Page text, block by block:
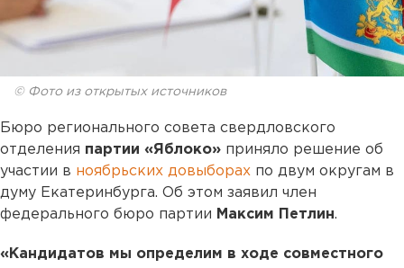
© Фото из открытых источников
Бюро регионального совета свердловского
отделения партии «Яблоко» приняло решение об
участии в ноябрьских довыборах по двум округам в
думу Екатеринбурга. Об этом заявил член
федерального бюро партии Максим Петлин.
«Кандидатов мы определим в ходе совместного